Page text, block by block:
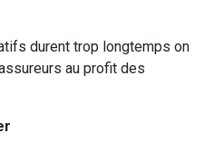
durent trop longtemps on
au profit des